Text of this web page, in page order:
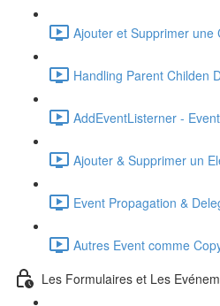
Ajouter et Supprimer une
Handling Parent Childen
AddEventListerner -
Ajouter & Supprimer un
Event Propagation &
Autres Event comme
Les Formulaires et Les